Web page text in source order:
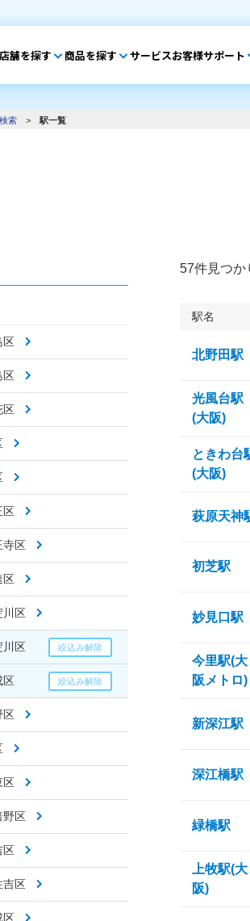
店舗を探す 商品を探す サービスお客様サポート
索 > 駅一覧
区
区
区
区
寺区
区
川区
川区
区
区
区
野区
区
吉区
区
57件見つか
駅名
北野田駅
光風台駅
(大阪)
ときわ台
(大阪)
萩原天神
初芝駅
妙見口駅
今里駅(大
阪メトロ)
新深江駅
深江橋駅
緑橋駅
上牧駅(大
阪)